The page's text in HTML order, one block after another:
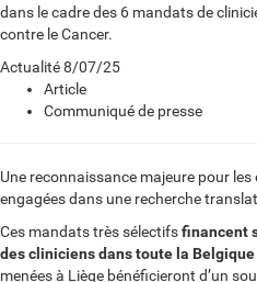
dans le cadre des 6 mandats de
contre le Cancer.
Actualité8/07/25
Article
Communiqué de presse
Une reconnaissance majeure pour
engagées dans une recherche
Ces mandats très sélectifsfinancent
des cliniciens dans toute la Belgique
menées à Liège bénéficieront d’un